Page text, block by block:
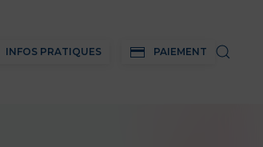
INFOS PRATIQUES PAIEMENT